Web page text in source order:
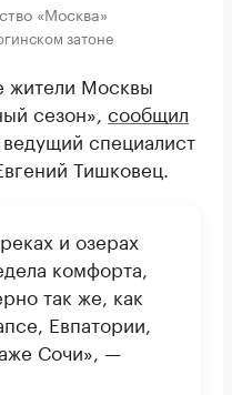
«Москва»
затоне
жители Москвы
сезон», сообщил
специалист
Тишковец.
и озерах
комфорта,
так же, как
Евпатории,
Сочи», —